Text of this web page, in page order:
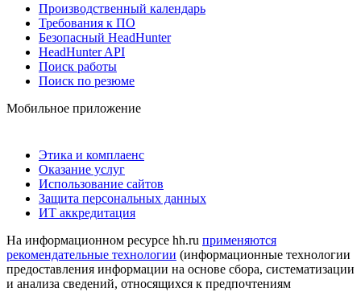
Производственный календарь
Требования к ПО
Безопасный HeadHunter
HeadHunter API
Поиск работы
Поиск по резюме
Мобильное приложение
Этика и комплаенс
Оказание услуг
Использование сайтов
Защита персональных данных
ИТ аккредитация
На информационном ресурсе hh.ru применяются
рекомендательные технологии (информационные технологии
предоставления информации на основе сбора, систематизации
и анализа сведений, относящихся к предпочтениям